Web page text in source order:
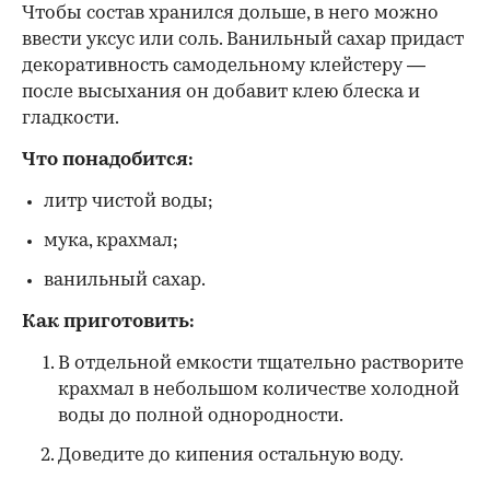
Чтобы состав хранился дольше, в него можно
ввести уксус или соль. Ванильный сахар придаст
декоративность самодельному клейстеру —
после высыхания он добавит клею блеска и
гладкости.
Что понадобится:
литр чистой воды;
мука, крахмал;
ванильный сахар.
Как приготовить:
В отдельной емкости тщательно растворите
крахмал в небольшом количестве холодной
воды до полной однородности.
Доведите до кипения остальную воду.